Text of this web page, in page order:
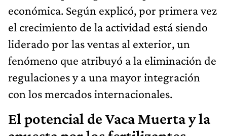
económica. Según explicó, por primera vez
el crecimiento de la actividad está siendo
liderado por las ventas al exterior, un
fenómeno que atribuyó a la eliminación de
regulaciones y a una mayor integración
con los mercados internacionales.
El potencial de Vaca Muerta y la